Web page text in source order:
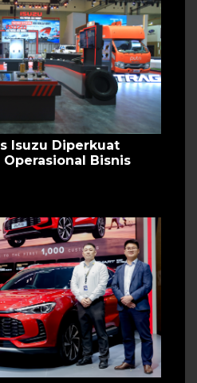
Isuzu Diperkuat
Bisnis